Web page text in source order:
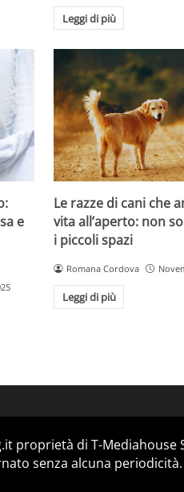
Leggi di più
e
Le razze di cani che
vita all’aperto: non
i piccoli spazi
Romana Cordova
Leggi di più
proprietà di T-Mediahouse
senza alcuna